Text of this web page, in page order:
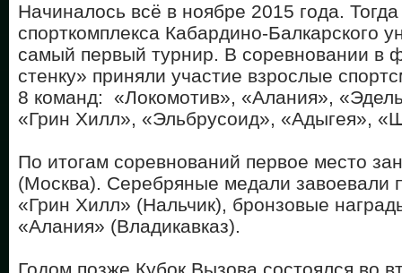
Начиналось всё в ноябре 2015 года.
спорткомплекса Кабардино-Балкарского
самый первый турнир. В соревновании в
стенку» приняли участие взрослые
8 команд: «Локомотив», «Алания»,
«Грин Хилл», «Эльбрусоид», «Адыгея»,
По итогам соревнований первое место
(Москва). Серебряные медали завоевали
«Грин Хилл» (Нальчик), бронзовые
«Алания» (Владикавказ).